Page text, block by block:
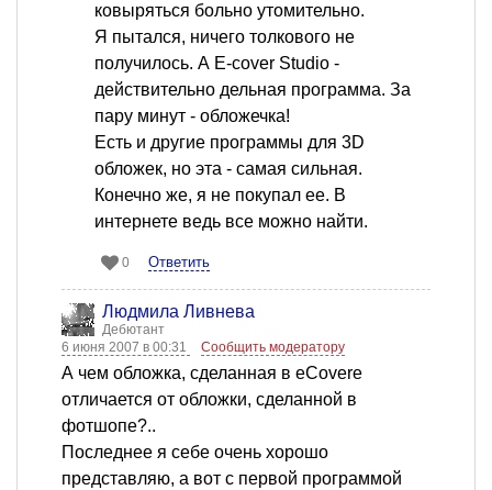
ковыряться больно утомительно.
Я пытался, ничего толкового не
получилось. А E-cover Studio -
действительно дельная программа. За
пару минут - обложечка!
Есть и другие программы для 3D
обложек, но эта - самая сильная.
Конечно же, я не покупал ее. В
интернете ведь все можно найти.
0 Ответить
Людмила Ливнева
Дебютант
6 июня 2007 в 00:31
Сообщить модератору
А чем обложка, сделанная в eCovere
отличается от обложки, сделанной в
фотшопе?..
Последнее я себе очень хорошо
представляю, а вот с первой программой